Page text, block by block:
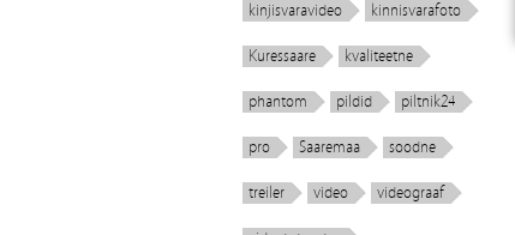
kinjisvaravideo kinnisvarafoto
Kuressaare kvaliteetne
phantom pildid piltnik24
pro Saaremaa soodne
treiler video videograaf